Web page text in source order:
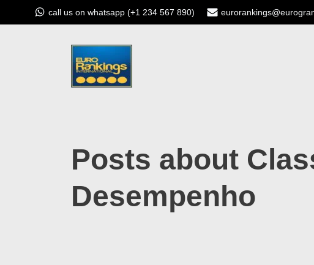
call us on whatsapp (+1 234 567 890)
Posts about
Desempenho